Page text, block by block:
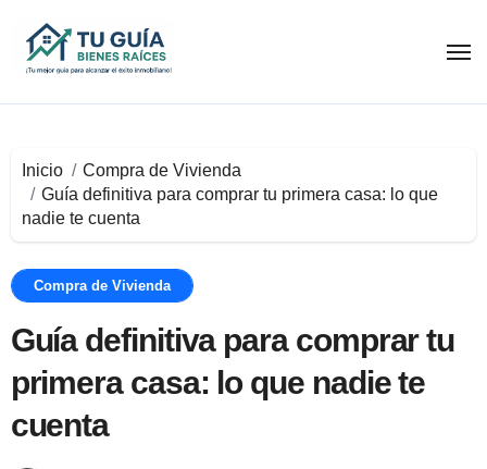
contenido
Inicio
Compra de Vivienda
Guía definitiva para comprar tu primera casa: lo que
nadie te cuenta
Compra de Vivienda
Guía definitiva para comprar tu
primera casa: lo que nadie te
cuenta